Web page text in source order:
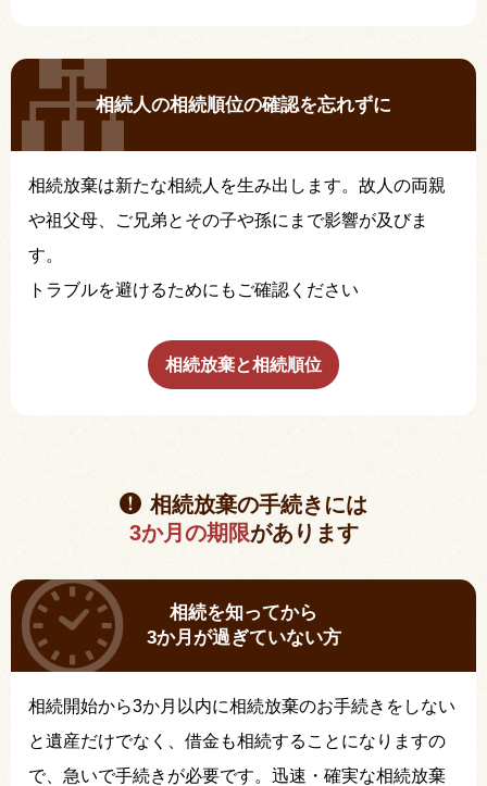
相続人の相続順位の確認を忘れずに
相続放棄は新たな相続人を生み出します。故人の両親
や祖父母、ご兄弟とその子や孫にまで影響が及びま
す。
トラブルを避けるためにもご確認ください
相続放棄と相続順位
相続放棄の手続きには
3か月の期限があります
相続を知ってから
3か月が過ぎていない方
相続開始から3か月以内に相続放棄のお手続きをしない
と遺産だけでなく、借金も相続することになりますの
で、急いで手続きが必要です。迅速・確実な相続放棄